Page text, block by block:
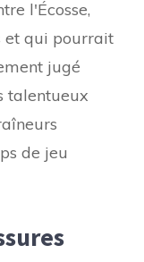
l'Écosse,
et qui pourrait
jugé
talentueux
de jeu